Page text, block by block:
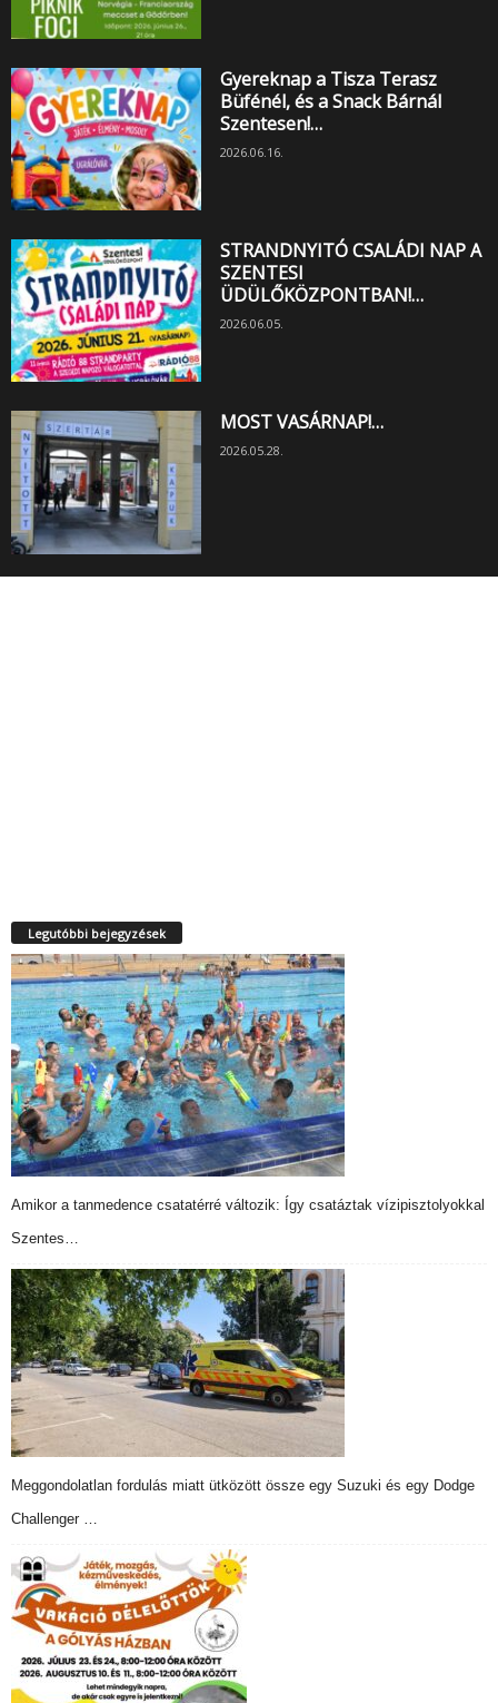
Gyereknap a Tisza Terasz
Büfénél, és a Snack Bárnál
Szentesen!…
2026.06.16.
STRANDNYITÓ CSALÁDI NAP A
SZENTESI
ÜDÜLŐKÖZPONTBAN!…
2026.06.05.
MOST VASÁRNAP!…
2026.05.28.
Legutóbbi bejegyzések
Amikor a tanmedence csatatérré változik: Így csatáztak vízipisztolyokkal
Szentes…
Meggondolatlan fordulás miatt ütközött össze egy Suzuki és egy Dodge
Challenger …